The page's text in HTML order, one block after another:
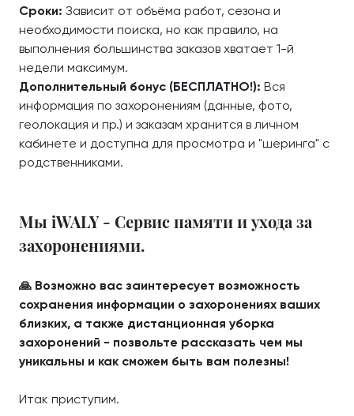
Сроки: Зависит от объёма работ, сезона и
необходимости поиска, но как правило, на
выполнения большинства заказов хватает 1-й
недели максимум.
Дополнительный бонус (БЕСПЛАТНО!): Вся
информация по захоронениям (данные, фото,
геолокация и пр.) и заказам хранится в личном
кабинете и доступна для просмотра и "шеринга" с
родственниками.
Мы iWALY - Сервис памяти и ухода за
захоронениями.
🙏 Возможно вас заинтересует возможность
сохранения информации о захоронениях ваших
близких, а также дистанционная уборка
захоронений - позвольте рассказать чем мы
уникальны и как сможем быть вам полезны!
Итак приступим.